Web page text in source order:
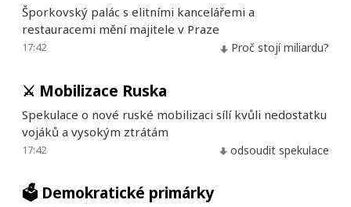
Šporkovský palác s elitními kancelářemi a
restauracemi mění majitele v Praze
17:42 Proč stojí miliardu?
⚔️ Mobilizace Ruska
Spekulace o nové ruské mobilizaci sílí kvůli nedostatku
vojáků a vysokým ztrátám
17:42 odsoudit spekulace
🗳️ Demokratické primárky